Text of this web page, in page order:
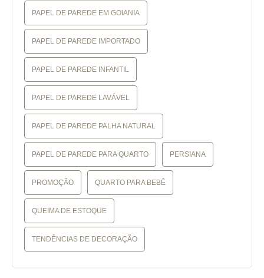
PAPEL DE PAREDE EM GOIANIA
PAPEL DE PAREDE IMPORTADO
PAPEL DE PAREDE INFANTIL
PAPEL DE PAREDE LAVÁVEL
PAPEL DE PAREDE PALHA NATURAL
PAPEL DE PAREDE PARA QUARTO PERSIANA
PROMOÇÃO QUARTO PARA BEBÊ
QUEIMA DE ESTOQUE
TENDÊNCIAS DE DECORAÇÃO